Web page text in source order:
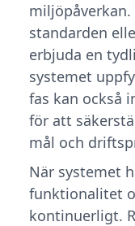
miljöpåverkan.
standarden
erbjuda en
systemet
fas kan också
för att
mål och
När systemet
funktionalitet
kontinuerligt.